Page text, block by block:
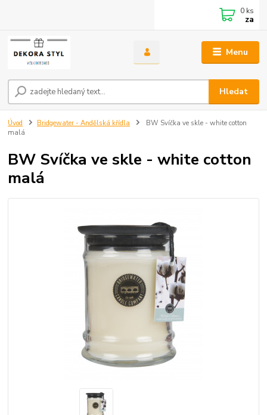
Menu
Hledat
0 ks
za
Úvod Bridgewater - Andělská křídla
BW Svíčka ve skle - white cotton
malá
BW Svíčka ve skle - white cotton
malá